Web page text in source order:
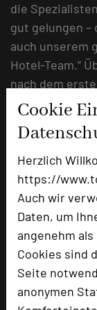
Cookie
Herzlich
https://
Auch wir
Daten, um
angenehm
Cookies sind
Seite
anonymen
die
gut gelungen
auch unserem
Hotel-Team.“
nach dem
dem
Bereiche
so dass auch
Vier-Sterne-
und
URL:https://
URL:https://